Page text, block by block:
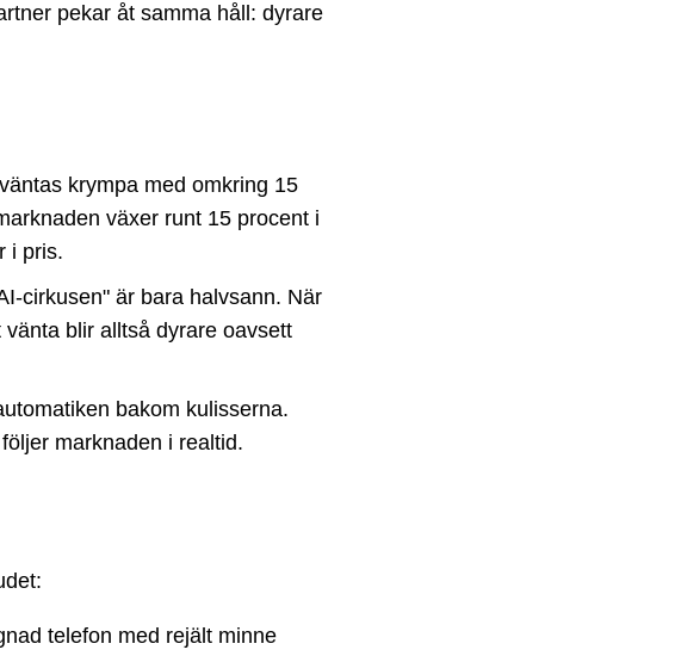
pekar åt samma håll: dyrare
krympa med omkring 15
växer runt 15 procent i
i pris.
cirkusen" är bara halvsann. När
blir alltså dyrare oavsett
bakom kulisserna.
marknaden i realtid.
telefon med rejält minne